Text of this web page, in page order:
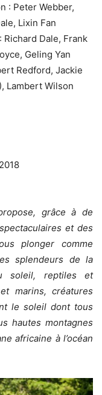
: Peter Webber,
Lixin Fan
Richard Dale, Frank
Geling Yan
Redford, Jackie
Lambert Wilson
grâce à de
et des
plonger comme
splendeurs de la
soleil, reptiles et
marins, créatures
le soleil dont tous
hautes montagnes
africaine à l’océan